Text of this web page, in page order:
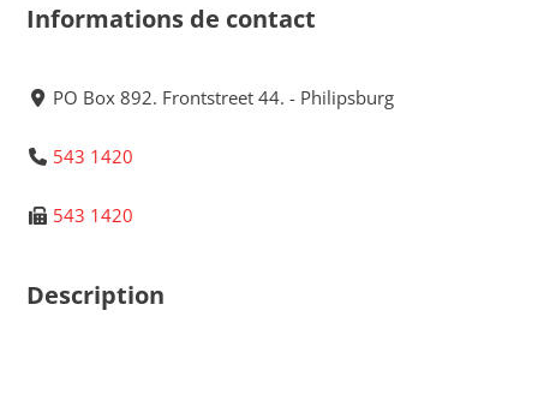
Informations de contact
PO Box 892. Frontstreet 44. - Philipsburg
543 1420
543 1420
Description